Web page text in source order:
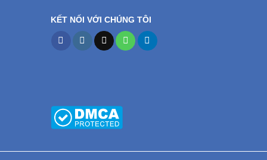
KẾT NỐI VỚI CHÚNG TÔI